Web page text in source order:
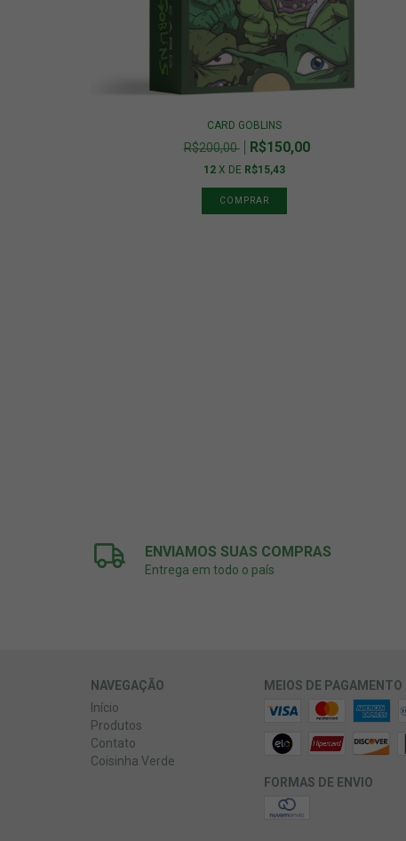
CARD GOBLINS
R$200,00 R$150,00
12 X DE R$15,43
ENVIAMOS SUAS COMPRAS
Entrega em todo o país
NAVEGAÇÃO
Início
Produtos
Contato
Coisinha Verde
MEIOS DE PAGAMENTO
FORMAS DE ENVIO